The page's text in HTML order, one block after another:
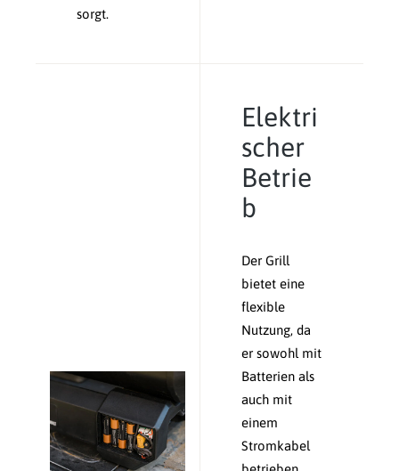
sorgt.
Elektri
scher
Betrie
b
Der Grill
bietet eine
flexible
Nutzung, da
er sowohl mit
Batterien als
auch mit
einem
Stromkabel